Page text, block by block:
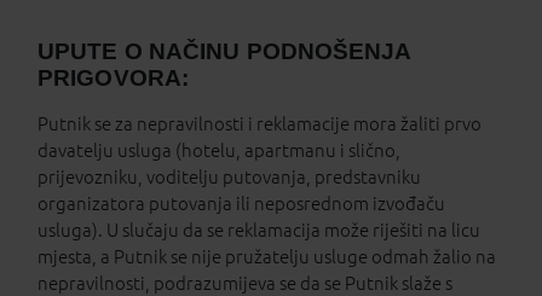
UPUTE O NAČINU PODNOŠENJA
PRIGOVORA:
Putnik se za nepravilnosti i reklamacije mora žaliti prvo
davatelju usluga (hotelu, apartmanu i slično,
prijevozniku, voditelju putovanja, predstavniku
organizatora putovanja ili neposrednom izvođaču
usluga). U slučaju da se reklamacija može riješiti na licu
mjesta, a Putnik se nije pružatelju usluge odmah žalio na
nepravilnosti, podrazumijeva se da se Putnik slaže s